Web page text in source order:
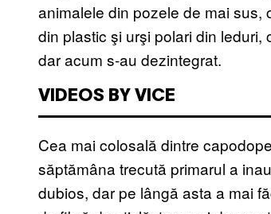
animalele din pozele de mai sus,
din plastic şi urşi polari din
dar acum s-au dezintegrat.
VIDEOS BY VICE
Cea mai colosală dintre
săptămâna trecută primarul a
dubios, dar pe lângă asta a mai